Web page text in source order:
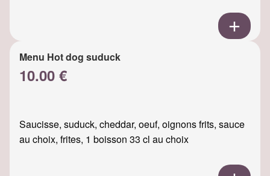
Menu Hot dog suduck
10.00 €
Saucisse, suduck, cheddar, oeuf, oignons frits, sauce
au choix, frites, 1 boisson 33 cl au choix